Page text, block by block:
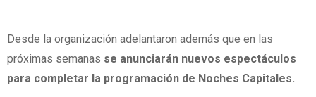
Desde la organización adelantaron además que en las
próximas semanas se anunciarán nuevos espectáculos
para completar la programación de Noches Capitales.